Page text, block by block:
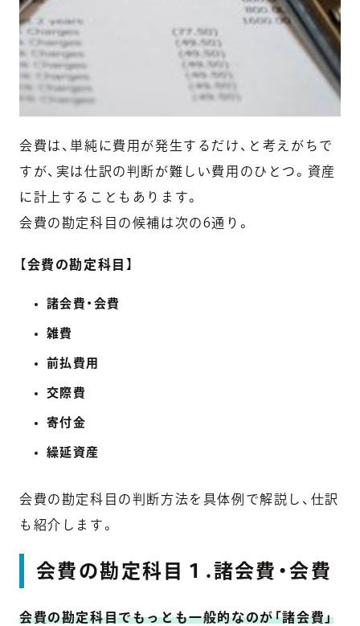
会費は、単純に費用が発生するだけ、と考えがちで
すが、実は仕訳の判断が難しい費用のひとつ。資産
に計上することもあります。
会費の勘定科目の候補は次の6通り。
【会費の勘定科目 】
諸会費・会費
雑費
前払費用
交際費
寄付金
繰延資産
会費の勘定科目の判断方法を具体例で解説し、仕訳
も紹介します。
会費の勘定科目１.諸会費・会費
会費の勘定科目でもっとも一般的なのが「諸会費」